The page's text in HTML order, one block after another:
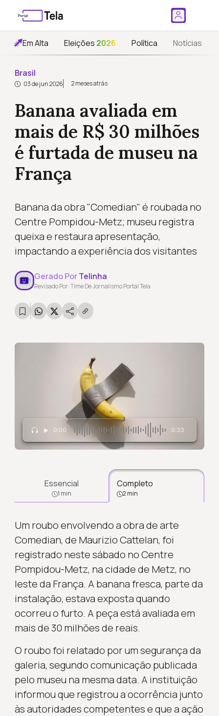
Em Alta Eleições 2026 Política Notícias
Brasil
03 de jun 2026 2 meses atrás
Banana avaliada em
mais de R$ 30 milhões
é furtada de museu na
França
Banana da obra "Comedian" é roubada no
Centre Pompidou-Metz; museu registra
queixa e restaura apresentação,
impactando a experiência dos visitantes
Gerado PorTelinha
Revisado Por: Time De Jornalismo Portal Tela
0:00 0:33
Essencial
1 min
Completo
2 min
Um roubo envolvendo a obra de arte
Comedian, de Maurizio Cattelan, foi
registrado neste sábado no Centre
Pompidou-Metz, na cidade de Metz, no
leste da França. A banana fresca, parte da
instalação, estava exposta quando
ocorreu o furto. A peça está avaliada em
mais de 30 milhões de reais.
O roubo foi relatado por um segurança da
galeria, segundo comunicação publicada
pelo museu na mesma data. A instituição
informou que registrou a ocorrência junto
às autoridades competentes e que a ação